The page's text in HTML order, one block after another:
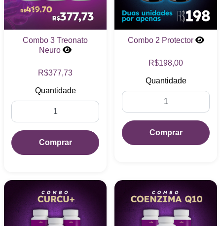
Combo 3 Treonato
Neuro
R$377,73
Quantidade
Comprar
Combo 2 Protector
R$198,00
Quantidade
Comprar